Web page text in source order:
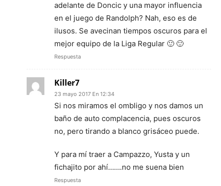
adelante de Doncic y una mayor influencia
en el juego de Randolph? Nah, eso es de
ilusos. Se avecinan tiempos oscuros para el
mejor equipo de la Liga Regular 🙂 🙂
Respuesta
Killer7
23 mayo 2017 En 12:34
Si nos miramos el ombligo y nos damos un
baño de auto complacencia, pues oscuros
no, pero tirando a blanco grisáceo puede.
Y para mí traer a Campazzo, Yusta y un
fichajito por ahí…….no me suena bien
Respuesta